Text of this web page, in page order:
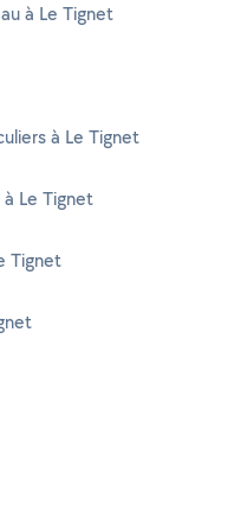
à Le Tignet
à Le Tignet
Le Tignet
Tignet